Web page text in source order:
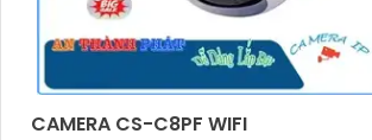
CAMERA CS-C8PF WIFI